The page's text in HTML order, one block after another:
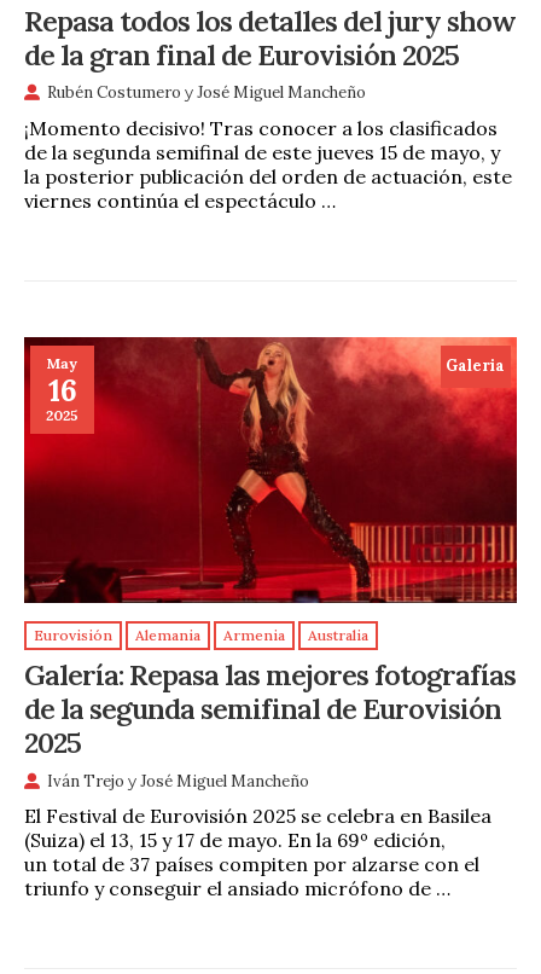
Repasa todos los detalles del jury show
de la gran final de Eurovisión 2025
Rubén Costumero yJosé Miguel Mancheño
¡Momento decisivo! Tras conocer a los clasificados
de la segunda semifinal de este jueves 15 de mayo, y
la posterior publicación del orden de actuación, este
viernes continúa el espectáculo …
May
16
2025
Galeria
Eurovisión Alemania Armenia Australia
Galería: Repasa las mejores fotografías
de la segunda semifinal de Eurovisión
2025
Iván Trejo yJosé Miguel Mancheño
El Festival de Eurovisión 2025 se celebra en Basilea
(Suiza) el 13, 15 y 17 de mayo. En la 69º edición,
un total de 37 países compiten por alzarse con el
triunfo y conseguir el ansiado micrófono de …